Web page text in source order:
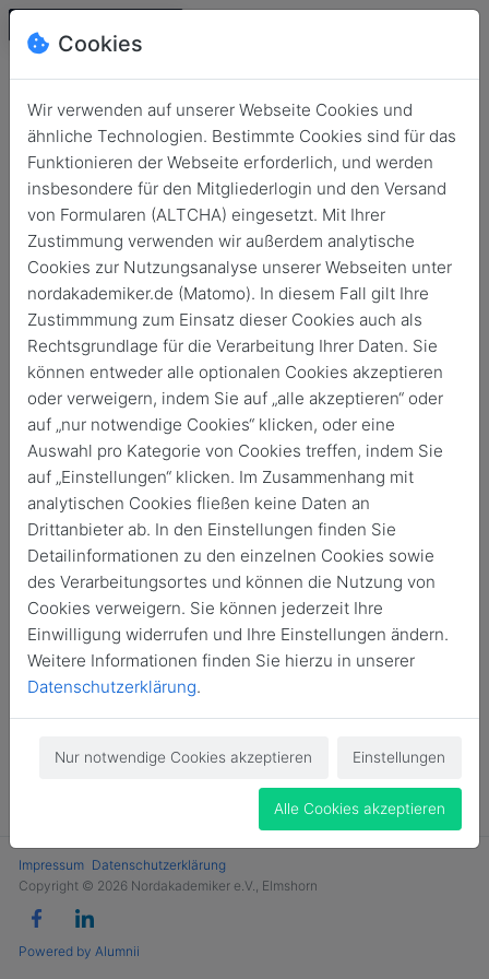
Login
Keine Zugangsdaten?
Login
Jetzt Mitglied werden
Impressum Datenschutzerklärung
Copyright © 2026 Nordakademiker e.V., Elmshorn
Powered by Alumnii
Cookies
Wir verwenden auf unserer Webseite Cookies und
ähnliche Technologien. Bestimmte Cookies sind für das
Funktionieren der Webseite erforderlich, und werden
insbesondere für den Mitgliederlogin und den Versand
von Formularen (ALTCHA) eingesetzt. Mit Ihrer
Zustimmung verwenden wir außerdem analytische
Cookies zur Nutzungsanalyse unserer Webseiten unter
nordakademiker.de (Matomo). In diesem Fall gilt Ihre
Zustimmmung zum Einsatz dieser Cookies auch als
Rechtsgrundlage für die Verarbeitung Ihrer Daten. Sie
können entweder alle optionalen Cookies akzeptieren
oder verweigern, indem Sie auf „alle akzeptieren“ oder
auf „nur notwendige Cookies“ klicken, oder eine
Auswahl pro Kategorie von Cookies treffen, indem Sie
auf „Einstellungen“ klicken. Im Zusammenhang mit
analytischen Cookies fließen keine Daten an
Drittanbieter ab. In den Einstellungen finden Sie
Detailinformationen zu den einzelnen Cookies sowie
des Verarbeitungsortes und können die Nutzung von
Cookies verweigern. Sie können jederzeit Ihre
Einwilligung widerrufen und Ihre Einstellungen ändern.
Weitere Informationen finden Sie hierzu in unserer
Datenschutzerklärung.
Nur notwendige Cookies akzeptieren Einstellungen
Alle Cookies akzeptieren